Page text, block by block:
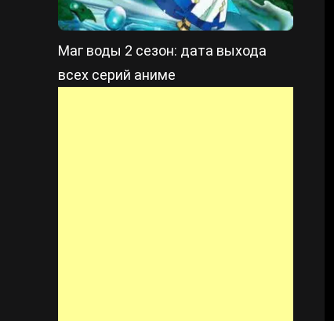
Маг воды 2 сезон: дата выхода
всех серий аниме